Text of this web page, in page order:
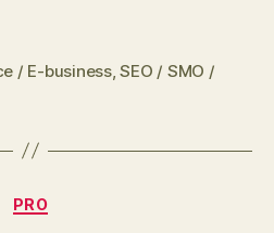
/ E-business,SEO / SMO /
Catégories
PRO